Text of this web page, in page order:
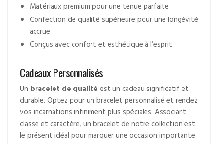
Matériaux premium pour une tenue parfaite
Confection de qualité supérieure pour une longévité
accrue
Conçus avec confort et esthétique à l’esprit
Cadeaux Personnalisés
Un bracelet de qualitéest un cadeau significatif et
durable. Optez pour un bracelet personnalisé et rendez
vos incarnations infiniment plus spéciales. Associant
classe et caractère, un bracelet de notre collection est
le présent idéal pour marquer une occasion importante.